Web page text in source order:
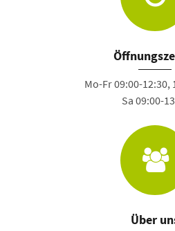
Mo-Fr 09:00-12:30,
Sa 09:00-
Über